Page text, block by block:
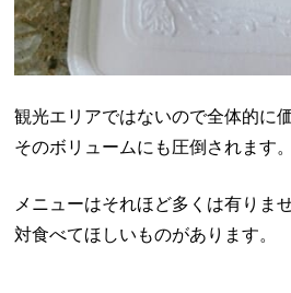
観光エリアではないので全体的に
そのボリュームにも圧倒されます。
メニューはそれほど多くは有りま
対食べてほしいものがあります。